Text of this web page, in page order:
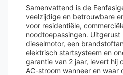
Samenvattend is de
veelzijdige en betrouwbare
voor residentiële,
noodtoepassingen.
dieselmotor, een
elektrisch startsysteem en
garantie van 2 jaar, levert hij
AC-stroom wanneer en waar